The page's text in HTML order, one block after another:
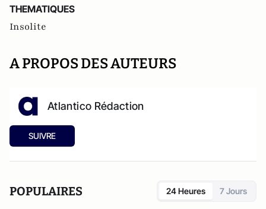
THEMATIQUES
Insolite
A PROPOS DES AUTEURS
Atlantico Rédaction
SUIVRE
POPULAIRES 24 Heures 7 Jours